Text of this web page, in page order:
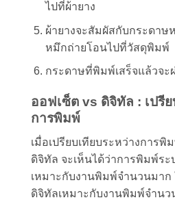
ไปที่ผ้ายาง
ผ้ายางจะสัมผัสกับกระดา
หมึกถ่ายโอนไปที่วัสดุพิมพ์
กระดาษที่พิมพ์เสร็จแล้วจะ
ออฟเซ็ต vs ดิจิทัล : เปรี
การพิมพ์
เมื่อเปรียบเทียบระหว่างการ
ดิจิทัล จะเห็นได้ว่าการพิมพ์ร
เหมาะกับงานพิมพ์จำนวนมา
ดิจิทัลเหมาะกับงานพิมพ์จำนว